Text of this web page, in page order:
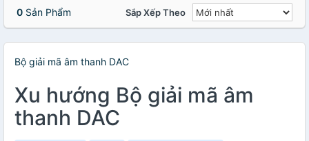
0 Sản Phẩm Sắp Xếp Theo
Bộ giải mã âm thanh DAC
Xu hướng Bộ giải mã âm
thanh DAC